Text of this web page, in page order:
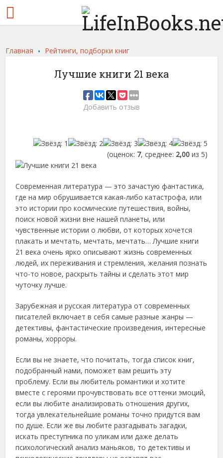
Главная . Рейтинги, подборки книг
Лучшие книги 21 века
Добавить отзыв
(оценок: 7, среднее: 2,00из 5)
Современная литература — это зачастую фантастика,
где на мир обрушивается какая-либо катастрофа, или
это истории про космические путешествия, войны,
поиск новой жизни вне нашей планеты, или
чувственные истории о любви, от которых хочется
плакать и мечтать, мечтать, мечтать… Лучшие книги
21 века очень ярко описывают жизнь современных
людей, их переживания и стремления, желания познать
что-то новое, раскрыть тайны и сделать этот мир
чуточку лучше.
Зарубежная и русская литература от современных
писателей включает в себя самые разные жанры —
детективы, фантастические произведения, интересные
романы, хорроры.
Если вы не знаете, что почитать, тогда список книг,
подобранный нами, поможет вам решить эту
проблему. Если вы любитель романтики и хотите
вместе с героями прочувствовать все оттенки эмоций,
если вы любите анализировать отношения других,
тогда увлекательнейшие романы точно придутся вам
по душе. Если же вы любите разгадывать загадки,
искать преступника по уликам или даже делать
психологический анализ маньяков, то детективы и